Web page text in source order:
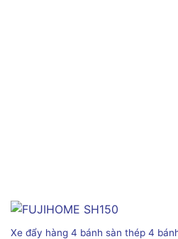
Xe đẩy hàng 4 bánh sàn thép 4